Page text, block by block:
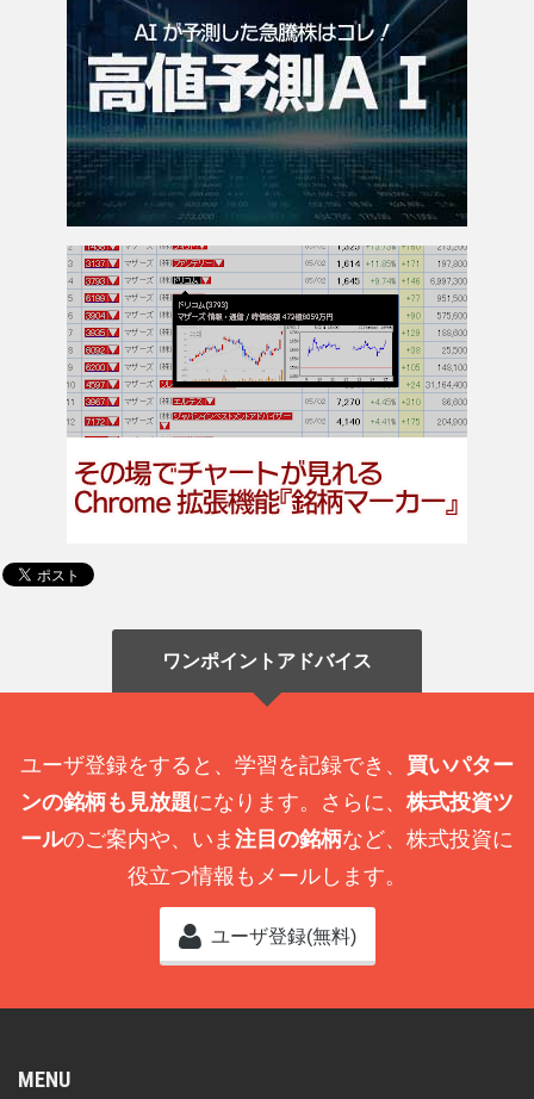
ワンポイントアドバイス
ユーザ登録をすると、学習を記録でき、 買いパター
ンの銘柄も見放題になります。さらに、 株式投資ツ
ールのご案内や、いま 注目の銘柄など、株式投資に
役立つ情報もメールします。
ユーザ登録(無料)
MENU